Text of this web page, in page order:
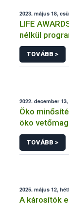
2023. május 18,
LIFE
nélkül
TOVÁBB >
2022. december
Öko
öko
TOVÁBB >
2025. május 12,
A károsítók